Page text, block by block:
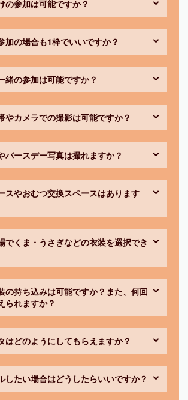
の参加は可能ですか？
加の場合も1枠でいいですか？
緒の参加は可能ですか？
やカメラでの撮影は可能ですか？
バースデー写真は撮れますか？
スやおむつ交換スペースはあります
でくま・うさぎなどの衣装を選択でき
の持ち込みは可能ですか？また、何回
られますか？
はどのようにしてもらえますか？
したい場合はどうしたらいいですか？